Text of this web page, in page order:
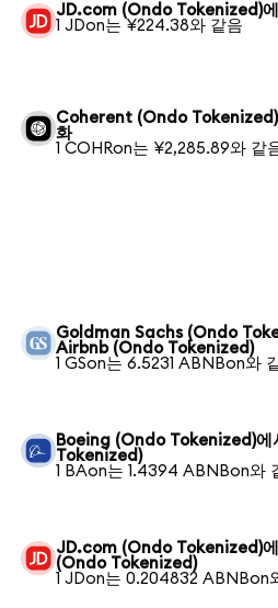
JD.com (Ondo Tokenized)
1 JDon는 ¥224.38와 같음
Coherent (Ondo Tokenized)
화
1 COHRon는 ¥2,285.89와 같
Goldman Sachs (Ondo
Airbnb (Ondo Tokenized)
1 GSon는 6.5231 ABNBon와
Boeing (Ondo Tokenized)
Tokenized)
1 BAon는 1.4394 ABNBon와
JD.com (Ondo Tokenized)
(Ondo Tokenized)
1 JDon는 0.204832 ABNBon